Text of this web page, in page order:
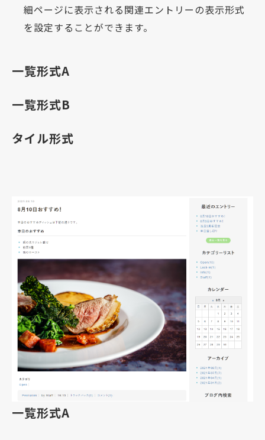
細ページに表示される関連エントリーの表示形式
を設定することができます。
一覧形式A
一覧形式B
タイル形式
一覧形式A